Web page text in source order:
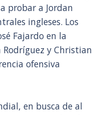
probar a Jordan
ingleses. Los
Fajardo en la
y Christian
ofensiva
en busca de al